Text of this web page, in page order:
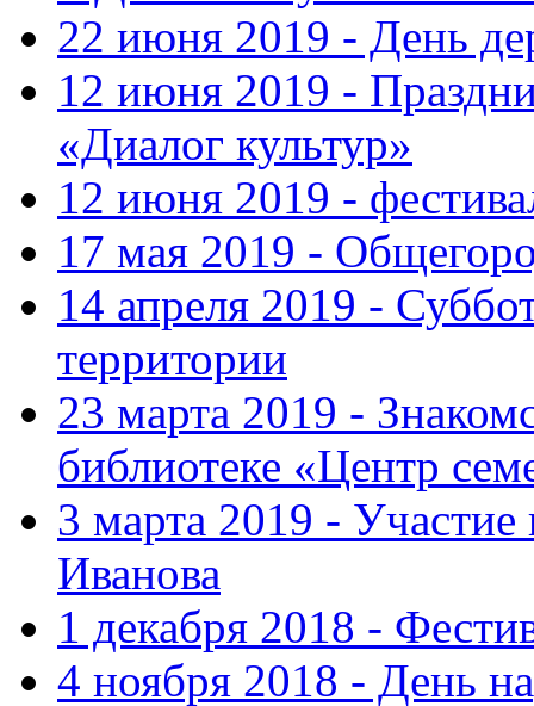
22 июня 2019 - День
12 июня 2019 -
«Диалог культур»
12 июня 2019 -
17 мая 2019 -
14 апреля 2019 -
территории
23 марта 2019 -
библиотеке «Центр
3 марта 2019 -
Иванова
1 декабря 2018 -
4 ноября 2018 - День